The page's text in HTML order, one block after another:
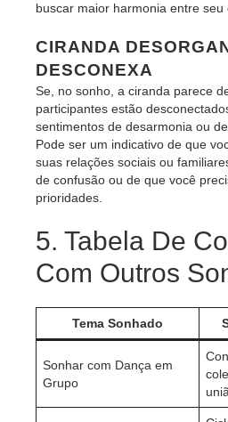
buscar maior harmonia entre
CIRANDA
DESCONEXA
Se, no sonho, a ciranda parece
participantes estão
sentimentos de desarmonia ou
Pode ser um indicativo de que
suas relações sociais ou
de confusão ou de que você
prioridades.
5. Tabela De
Com Outros
Tema Sonhado
Sonhar com Dança em
Grupo